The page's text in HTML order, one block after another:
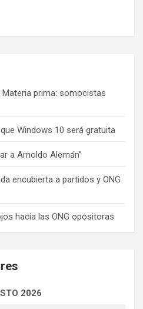
Materia prima: somocistas
Windows 10 será gratuita
a Arnoldo Alemán”
encubierta a partidos y ONG
hacia las ONG opositoras
2026